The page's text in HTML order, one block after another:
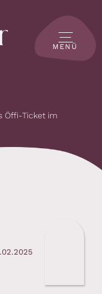
MENÜ
Öffi-Ticket im